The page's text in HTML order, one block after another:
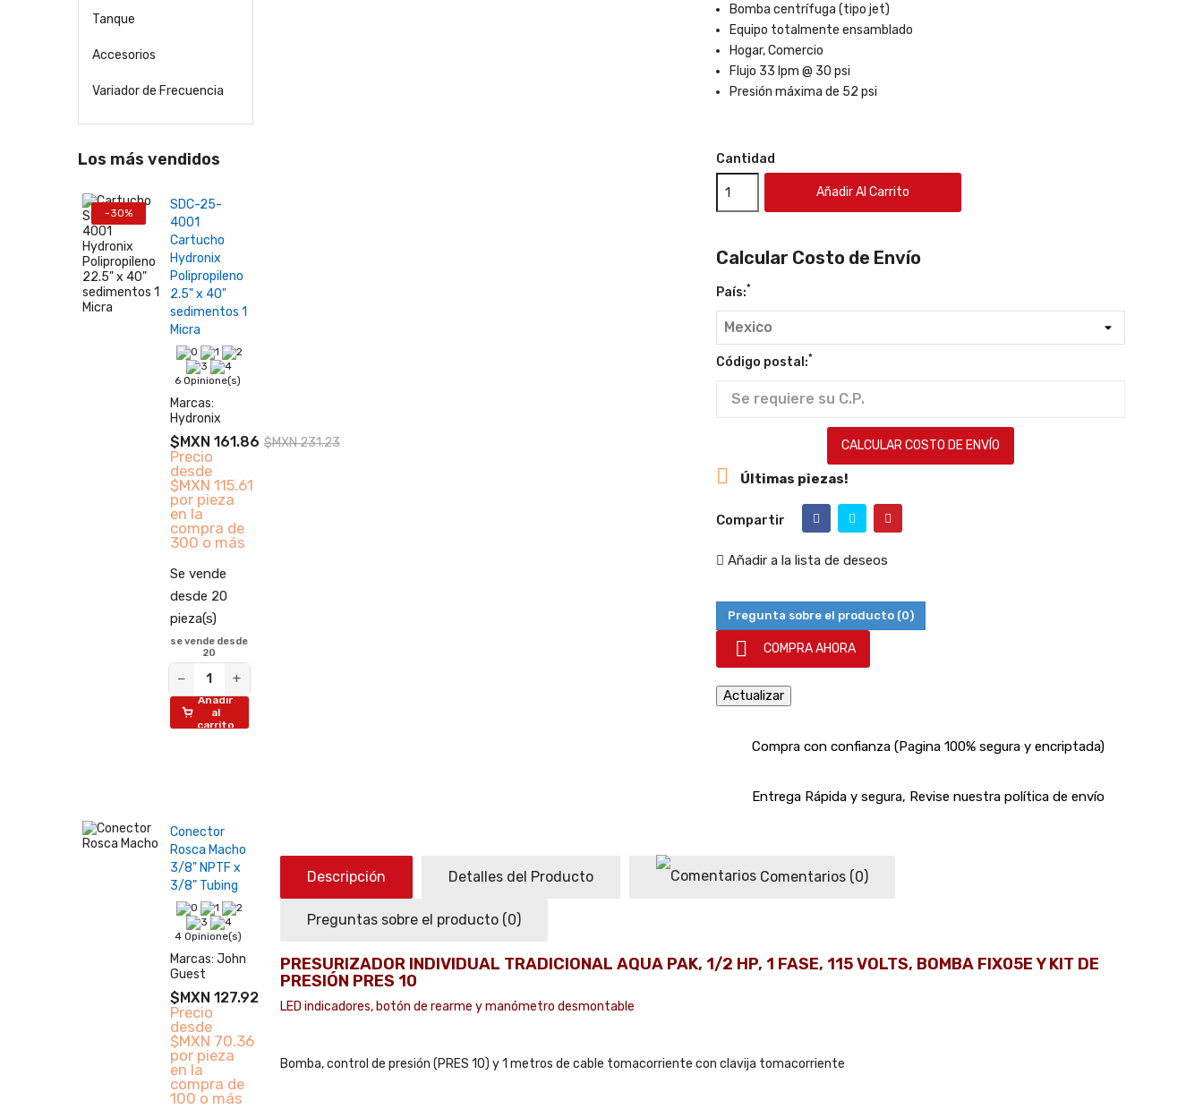
Tanque
Accesorios
Variador de Frecuencia
Los más vendidos
-30%
SDC-25-
4001
Cartucho
Hydronix
Polipropileno
2.5" x 40"
sedimentos 1
Micra
6 Opinione(s)
Marcas:
Hydronix
$MXN 161.86 $MXN 231.23
Precio
desde
$MXN 115.61
por pieza
en la
compra de
300 o más
Se vende
desde 20
pieza(s)
se vende desde
20
− +
Añadir
al
carrito
Conector
Rosca Macho
3/8" NPTF x
3/8" Tubing
4 Opinione(s)
Marcas: John
Guest
$MXN 127.92
Precio
desde
$MXN 70.36
por pieza
en la
compra de
100 o más
Bomba centrífuga (tipo jet)
Equipo totalmente ensamblado
Hogar, Comercio
Flujo 33 lpm @ 30 psi
Presión máxima de 52 psi
Cantidad
Añadir Al Carrito
Calcular Costo de Envío
País:*
Código postal:*
CALCULAR COSTO DE ENVÍO
 Últimas piezas!
Compartir
Añadir a la lista de deseos
Pregunta sobre el producto (0)
 COMPRA AHORA
Compra con confianza (Pagina 100% segura y encriptada)
Entrega Rápida y segura, Revise nuestra política de envío
Descripción Detalles del Producto Comentarios (0)
Preguntas sobre el producto (0)
PRESURIZADOR INDIVIDUAL TRADICIONAL AQUA PAK, 1/2 HP, 1 FASE, 115 VOLTS, BOMBA FIX05E Y KIT DE
PRESIÓN PRES 10
LED indicadores, botón de rearme y manómetro desmontable
Bomba, control de presión (PRES 10) y 1 metros de cable tomacorriente con clavija tomacorriente